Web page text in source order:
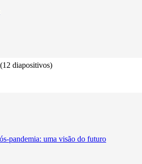
diapositivos)
pandemia: uma visão do futuro